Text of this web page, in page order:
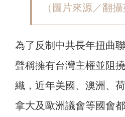
（圖片來源／翻
為了反制中共長年扭曲
聲稱擁有台灣主權並阻
織，近年美國、澳洲、
拿大及歐洲議會等國會